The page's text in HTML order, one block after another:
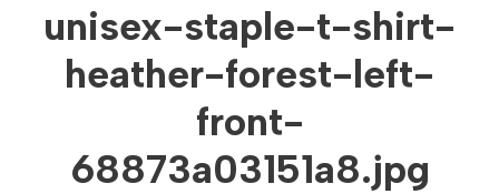
unisex-staple-t-shirt-
heather-forest-left-
front-
68873a03151a8.jpg